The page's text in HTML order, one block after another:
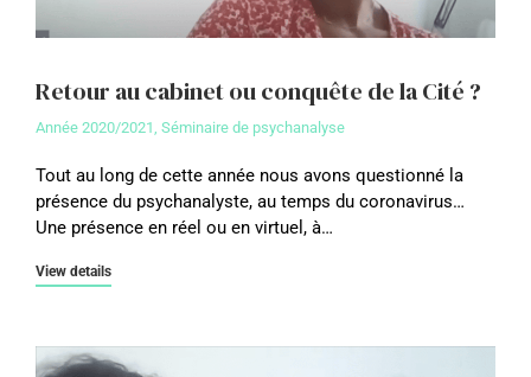
Retour au cabinet ou conquête de la Cité ?
Année 2020/2021 Séminaire de psychanalyse
Tout au long de cette année nous avons questionné la
présence du psychanalyste, au temps du coronavirus…
Une présence en réel ou en virtuel, à…
View details